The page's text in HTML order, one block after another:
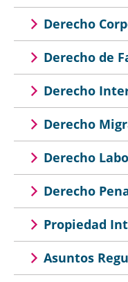
Derecho
Derecho de
Derecho
Derecho
Derecho
Derecho
Propiedad
Asuntos